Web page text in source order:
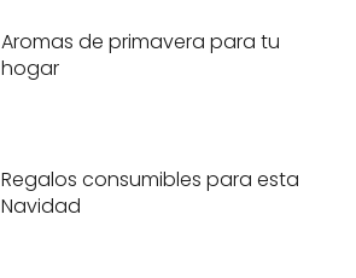
Aromas de primavera para tu
hogar
Regalos consumibles para esta
Navidad